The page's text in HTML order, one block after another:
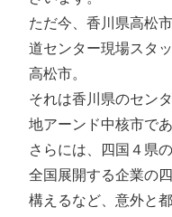
ただ今、香川県高松
道センター現場スタッ
高松市。
それは香川県のセン
地アーンド中核市であ
さらには、四国４県
全国展開する企業の
構えるなど、意外と